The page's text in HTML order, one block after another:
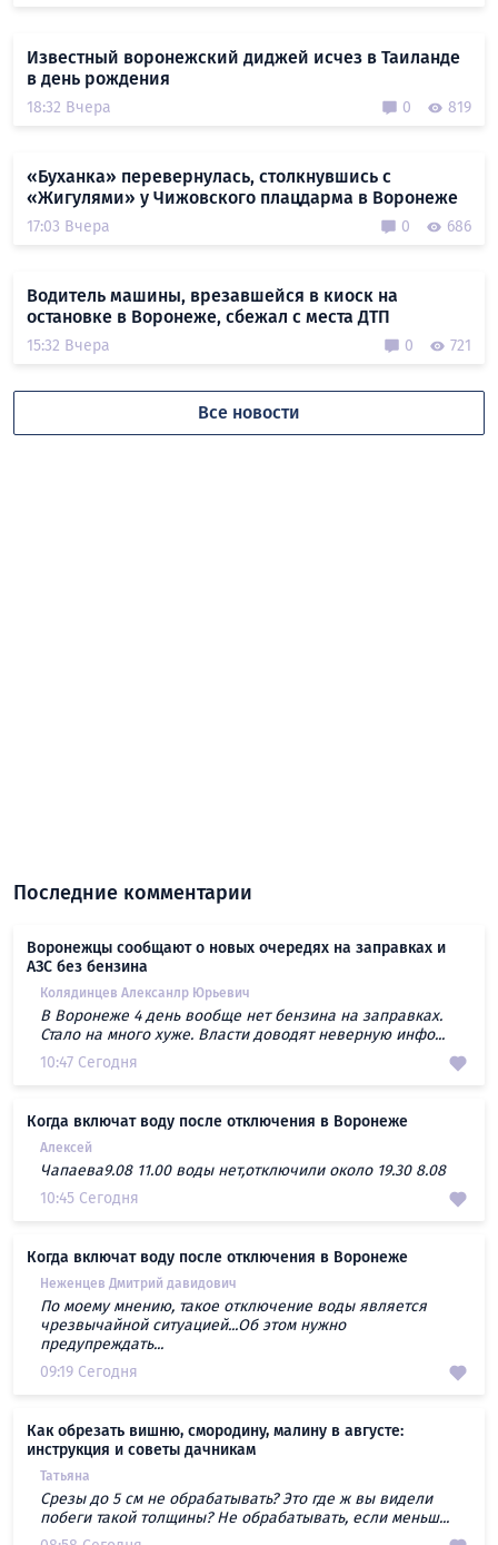
Известный воронежский диджей исчез в Таиланде
в день рождения
18:32 Вчера 0 819
«Буханка» перевернулась, столкнувшись с
«Жигулями» у Чижовского плацдарма в Воронеже
17:03 Вчера 0 686
Водитель машины, врезавшейся в киоск на
остановке в Воронеже, сбежал с места ДТП
15:32 Вчера 0 721
Все новости
Последние комментарии
Воронежцы сообщают о новых очередях на заправках и
АЗС без бензина
Колядинцев Алексанлр Юрьевич
В Воронеже 4 день вообще нет бензина на заправках.
Стало на много хуже. Власти доводят неверную инфо...
10:47 Сегодня
Когда включат воду после отключения в Воронеже
Алексей
Чапаева9.08 11.00 воды нет,отключили около 19.30 8.08
10:45 Сегодня
Когда включат воду после отключения в Воронеже
Неженцев Дмитрий давидович
По моему мнению, такое отключение воды является
чрезвычайной ситуацией...Об этом нужно
предупреждать...
09:19 Сегодня
Как обрезать вишню, смородину, малину в августе:
инструкция и советы дачникам
Татьяна
Срезы до 5 см не обрабатывать? Это где ж вы видели
побеги такой толщины? Не обрабатывать, если меньш...